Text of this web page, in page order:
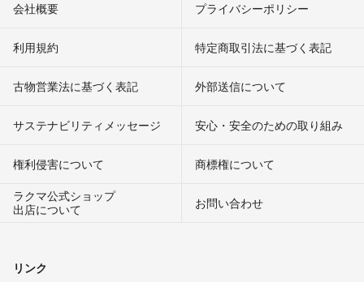
会社概要 プライバシーポリシー
利用規約 特定商取引法に基づく表記
古物営業法に基づく表記 外部送信について
サステナビリティメッセージ 安心・安全のための取り組み
権利侵害について
商標権について
ラクマ公式ショップ
出店について
お問い合わせ
リンク